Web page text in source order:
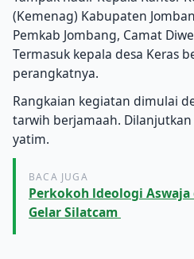
(Kemenag) Kabupaten
Pemkab Jombang, Camat
Termasuk kepala desa Keras
perangkatnya.
Rangkaian kegiatan dimulai
tarwih berjamaah.
yatim.
BACA JUGA
Perkokoh ldeologi Aswaja
Gelar Silatcam